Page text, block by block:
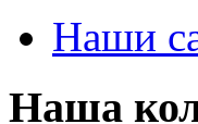
Наши
Наша